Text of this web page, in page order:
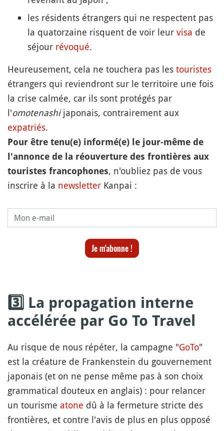
les résidents étrangers qui ne respectent pas
la quatorzaine risquent de voir leur visa de
séjour révoqué.
Heureusement, cela ne touchera pas les touristes
étrangers qui reviendront sur le territoire une fois
la crise calmée, car ils sont protégés par
l'omotenashijaponais, contrairement aux
expatriés.
Pour être tenu(e) informé(e) le jour-même de
l'annonce de la réouverture des frontières aux
touristes francophones, n'oubliez pas de vous
inscrire à la newsletter Kanpai :
Courriel
Je m'abonne !
3️⃣ La propagation interne
accélérée par Go To Travel
Au risque de nous répéter, la campagne "GoTo"
est la créature de Frankenstein du gouvernement
japonais (et on ne pense même pas à son choix
grammatical douteux en anglais) : pour relancer
un tourisme atone dû à la fermeture stricte des
frontières, et contre l'avis de plus en plus opposé